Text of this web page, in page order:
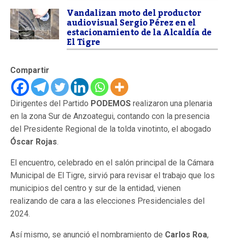
Vandalizan moto del productor
audiovisual Sergio Pérez en el
estacionamiento de la Alcaldía de
El Tigre
Compartir
Dirigentes del Partido PODEMOS realizaron una plenaria
en la zona Sur de Anzoategui, contando con la presencia
del Presidente Regional de la tolda vinotinto, el abogado
Óscar Rojas.
El encuentro, celebrado en el salón principal de la Cámara
Municipal de El Tigre, sirvió para revisar el trabajo que los
municipios del centro y sur de la entidad, vienen
realizando de cara a las elecciones Presidenciales del
2024.
Así mismo, se anunció el nombramiento de Carlos Roa,